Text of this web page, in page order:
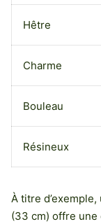
Hêtre
Charme
Bouleau
Résineux
À titre
(33 cm) offre une